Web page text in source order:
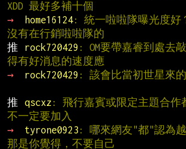
XDD 最好多補十個
→
home16124: 統一啦啦隊曝光度好
沒有在行銷啦啦隊的
推
rock720429 : OM要帶嘉睿到處去
得有好消息的速度應
→
rock720429 : 該會比當初世星來的
推
qscxz : 飛行嘉賓或限定主題合作
不一定要加入
→
tyrone0923 : 哪來網友"都"認為越
那是你覺得，不要自己